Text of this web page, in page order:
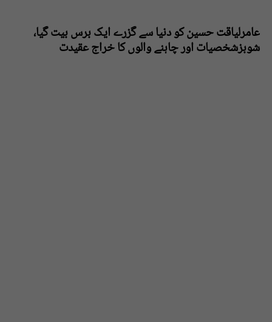
عامرلیاقت حسین کو دنیا سے گزرے ایک برس بیت گیا،
شوبزشخصیات اور چاہنے والوں کا خراج عقیدت